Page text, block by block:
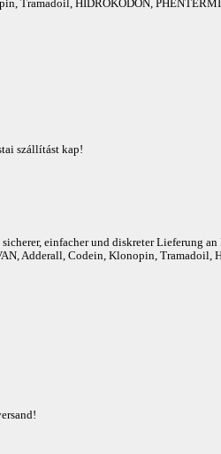
Tramadoil, HIDROKODON,
szállítást kap!
einfacher und diskreter Lieferung
Adderall, Codein, Klonopin,